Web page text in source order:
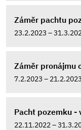
Záměr pachtu
23.2.2023 –
Záměr pronájmu
7.2.2023 – 21.2.2023
Pacht pozemku -
22.11.2022 –